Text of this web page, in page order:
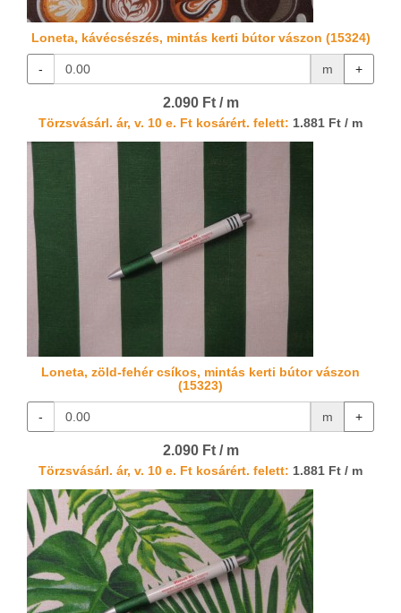
Loneta, kávécsészés, mintás kerti bútor vászon (15324)
- m +
2.090 Ft / m
Törzsvásárl. ár, v. 10 e. Ft kosárért. felett: 1.881 Ft / m
Loneta, zöld-fehér csíkos, mintás kerti bútor vászon
(15323)
- m +
2.090 Ft / m
Törzsvásárl. ár, v. 10 e. Ft kosárért. felett: 1.881 Ft / m